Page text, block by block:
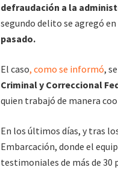
defraudación a la
segundo delito se agregó
pasado.
El caso, como se informó,
Criminal y Correccional
quien trabajó de manera
En los últimos días, y tras
Embarcación, donde el
testimoniales de más de